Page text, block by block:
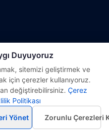
Duyuyoruz
sitemizi geliştirmek ve
için çerezler kullanıyoruz.
değiştirebilirsiniz. Çerez
Politikası
Yönet Zorunlu Çerezleri